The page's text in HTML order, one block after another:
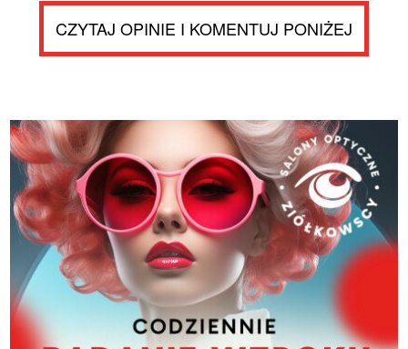
CZYTAJ OPINIE I KOMENTUJ PONIŻEJ